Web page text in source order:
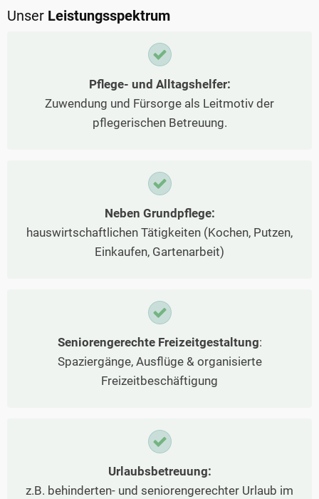
Unser Leistungsspektrum
Pflege- und Alltagshelfer:
Zuwendung und Fürsorge als Leitmotiv der
pflegerischen Betreuung.
Neben Grundpflege:
hauswirtschaftlichen Tätigkeiten (Kochen, Putzen,
Einkaufen, Gartenarbeit)
Seniorengerechte Freizeitgestaltung:
Spaziergänge, Ausflüge & organisierte
Freizeitbeschäftigung
Urlaubsbetreuung:
z.B. behinderten- und seniorengerechter Urlaub im